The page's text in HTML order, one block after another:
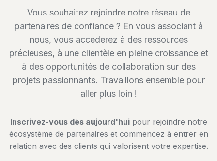
Vous souhaitez rejoindre notre réseau de
partenaires de confiance ? En vous associant à
nous, vous accéderez à des ressources
précieuses, à une clientèle en pleine croissance et
à des opportunités de collaboration sur des
projets passionnants. Travaillons ensemble pour
aller plus loin !
Inscrivez-vous dès aujourd'huipour rejoindre notre
écosystème de partenaires et commencez à entrer en
relation avec des clients qui valorisent votre expertise.